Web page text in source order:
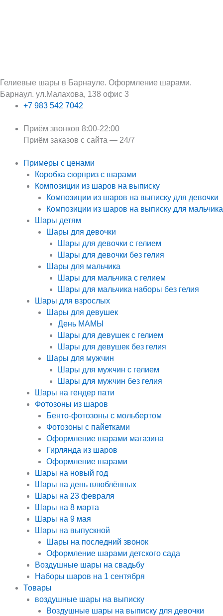
Гелиевые шары в Барнауле. Оформление шарами.
Барнаул. ул.Малахова, 138 офис 3
+7 983 542 7042
Приём звонков 8:00-22:00
Приём заказов с сайта — 24/7
Примеры с ценами
Коробка сюрприз с шарами
Композиции из шаров на выписку
Композиции из шаров на выписку для девочки
Композиции из шаров на выписку для мальчика
Шары детям
Шары для девочки
Шары для девочки с гелием
Шары для девочки без гелия
Шары для мальчика
Шары для мальчика с гелием
Шары для мальчика наборы без гелия
Шары для взрослых
Шары для девушек
День МАМЫ
Шары для девушек с гелием
Шары для девушек без гелия
Шары для мужчин
Шары для мужчин с гелием
Шары для мужчин без гелия
Шары на гендер пати
Фотозоны из шаров
Бенто-фотозоны с мольбертом
Фотозоны с пайетками
Оформление шарами магазина
Гирлянда из шаров
Оформление шарами
Шары на новый год
Шары на день влюблённых
Шары на 23 февраля
Шары на 8 марта
Шары на 9 мая
Шары на выпускной
Шары на последний звонок
Оформление шарами детского сада
Воздушные шары на свадьбу
Наборы шаров на 1 сентября
Товары
воздушные шары на выписку
Воздушные шары на выписку для девочки